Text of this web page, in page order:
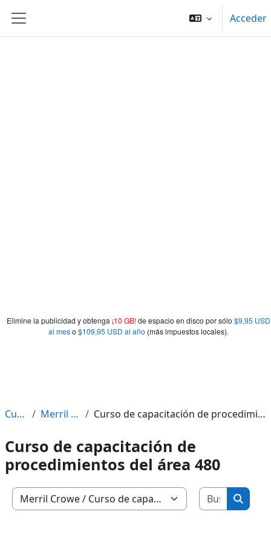
Elimine la publicidad y obtenga ¡10 GB!de espacio en disco por sólo $9,95 USD
al meso $109,95 USD al año (más impuestos locales).
Panel lateral
Acceder
Cursos Merril Crowe Curso de capacitación de procedimientos del área 480
Curso de capacitación de
procedimientos del área 480
Categorías
Buscar